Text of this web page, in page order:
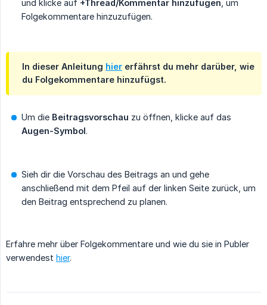
und klicke auf +Thread/Kommentar hinzufügen , um
Folgekommentare hinzuzufügen.
In dieser Anleitung hier erfährst du mehr darüber, wie
du Folgekommentare hinzufügst.
Um die Beitragsvorschau zu öffnen, klicke auf das
Augen-Symbol.
Sieh dir die Vorschau des Beitrags an und gehe
anschließend mit dem Pfeil auf der linken Seite zurück, um
den Beitrag entsprechend zu planen.
Erfahre mehr über Folgekommentare und wie du sie in Publer
verwendest hier.